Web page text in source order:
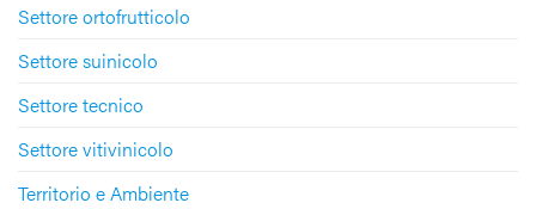
Settore ortofrutticolo
Settore suinicolo
Settore tecnico
Settore vitivinicolo
Territorio e Ambiente